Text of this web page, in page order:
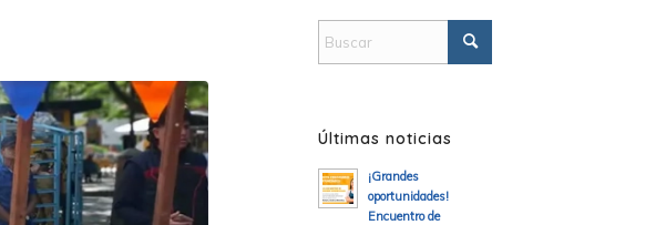
Últimas noticias
¡Grandes
oportunidades!
Encuentro de